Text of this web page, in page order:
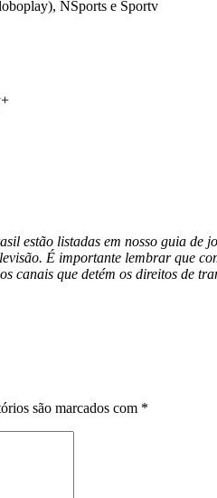
NSports e Sportv
estão listadas em nosso guia
É importante lembrar que
canais que detém os direitos de
são marcados com *